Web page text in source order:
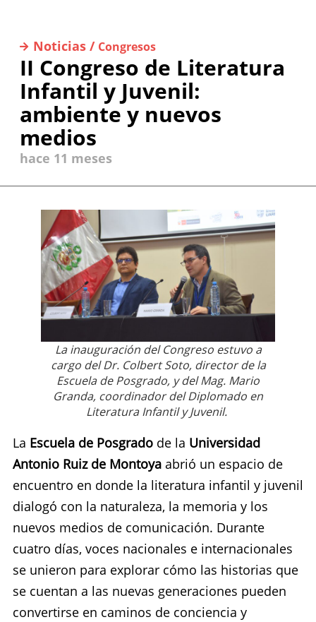
Noticias / Congresos
II Congreso de Literatura
Infantil y Juvenil:
ambiente y nuevos
medios
hace 11 meses
La inauguración del Congreso estuvo a
cargo del Dr. Colbert Soto, director de la
Escuela de Posgrado, y del Mag. Mario
Granda, coordinador del Diplomado en
Literatura Infantil y Juvenil.
La Escuela de Posgrado de la Universidad
Antonio Ruiz de Montoya abrió un espacio de
encuentro en donde la literatura infantil y juvenil
dialogó con la naturaleza, la memoria y los
nuevos medios de comunicación. Durante
cuatro días, voces nacionales e internacionales
se unieron para explorar cómo las historias que
se cuentan a las nuevas generaciones pueden
convertirse en caminos de conciencia y